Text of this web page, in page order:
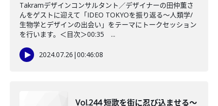
Takramデザインコンサルタント／デザイナーの田仲薫さ
んをゲストに迎えて「IDEO TOKYOを振り返る〜人類学/
生物学とデザインの出会い」をテーマにトークセッション
を行います。＜目次＞00:35 ...
2024.07.26 |00:46:08
Vol.244 短歌を街に忍び込ませる〜